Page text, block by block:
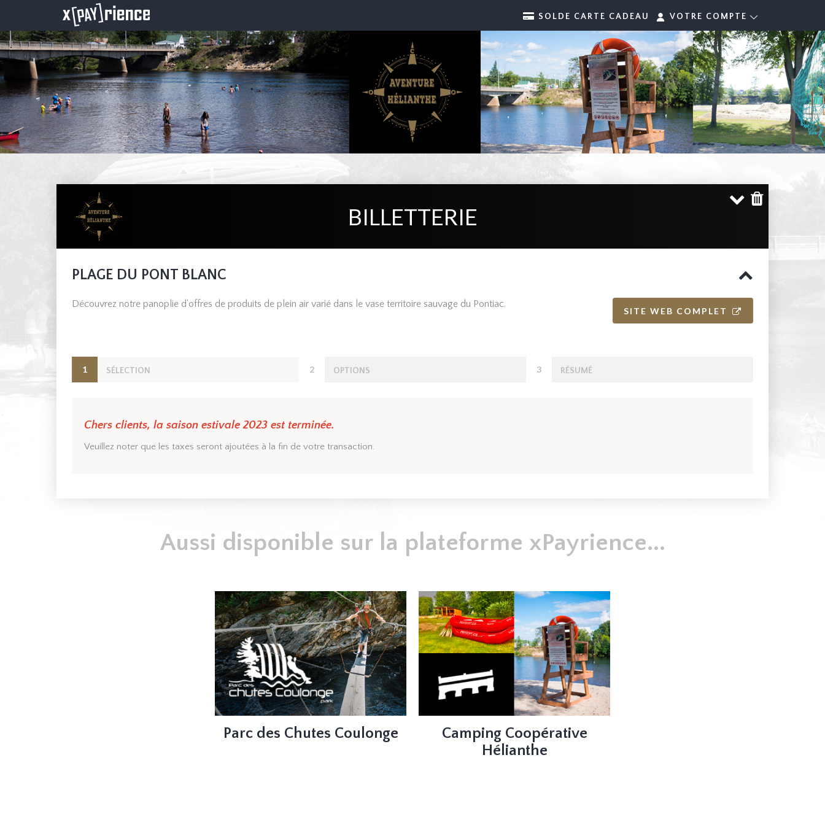
SOLDE CARTE CADEAU VOTRE COMPTE
BILLETTERIE
PLAGE DU PONT BLANC
SITE WEB COMPLET
Découvrez notre panoplie d'offres de produits de plein air varié dans le vase territoire sauvage du Pontiac.
1 SÉLECTION 2 OPTIONS 3 RÉSUMÉ
Chers clients, la saison estivale 2023 est terminée.
Veuillez noter que les taxes seront ajoutées à la fin de votre transaction.
Aussi disponible sur la plateforme xPayrience...
Parc des Chutes Coulonge
Camping Coopérative
Hélianthe